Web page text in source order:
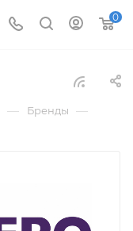
0
— Бренды —